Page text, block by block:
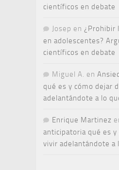
científicos en debate
Josep en ¿Prohibir
en adolescentes?
científicos en debate
Miguel A. en
qué es y cómo dejar
adelantándote a lo
Enrique Martinez
anticipatoria qué es y
vivir adelantándote a